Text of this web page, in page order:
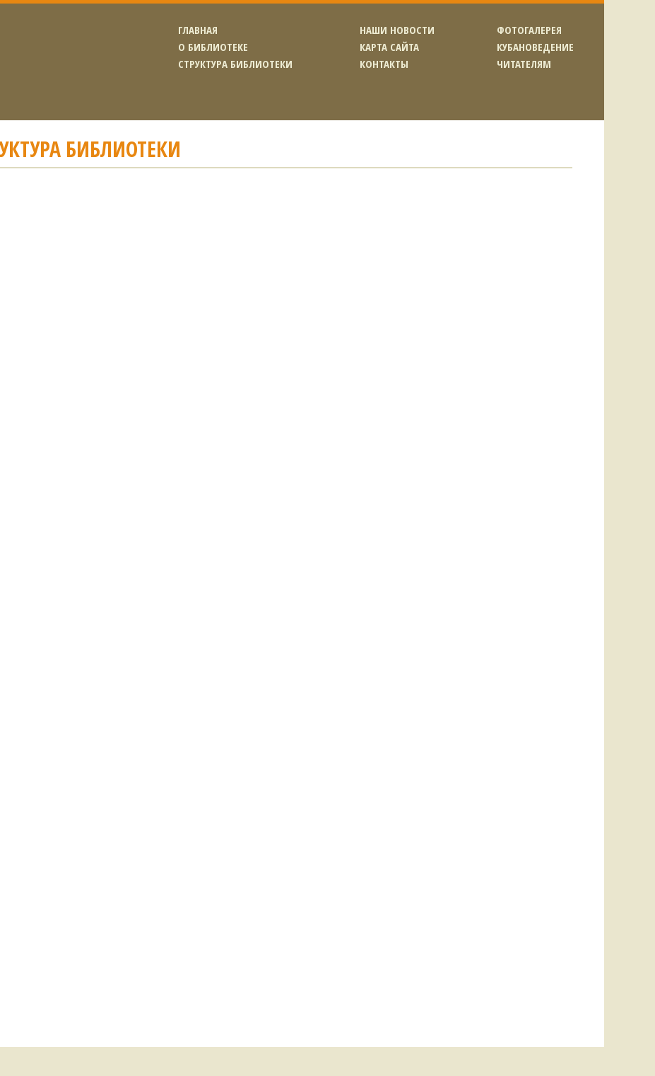
ГЛАВНАЯ
О БИБЛИОТЕКЕ
СТРУКТУРА БИБЛИОТЕКИ
НАШИ НОВОСТИ
КАРТА САЙТА
КОНТАКТЫ
ФОТОГАЛЕРЕЯ
КУБАНОВЕДЕНИЕ
ЧИТАТЕЛЯМ
БИБЛИОТЕКИ